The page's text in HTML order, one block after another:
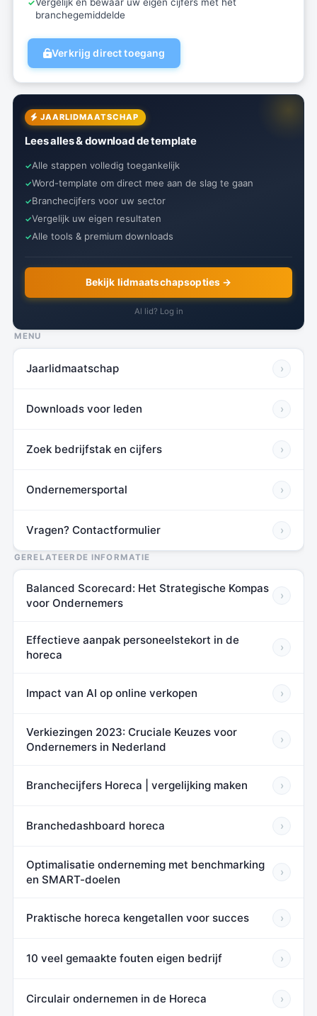
Vergelijk en bewaar uw eigen cijfers met het
branchegemiddelde
Verkrijg direct toegang
JAARLIDMAATSCHAP
Lees alles & download de template
Alle stappen volledig toegankelijk
Word-template om direct mee aan de slag te gaan
Branchecijfers voor uw sector
Vergelijk uw eigen resultaten
Alle tools & premium downloads
Bekijk lidmaatschapsopties →
Al lid? Log in
MENU
Jaarlidmaatschap ›
Downloads voor leden ›
Zoek bedrijfstak en cijfers ›
Ondernemersportal ›
Vragen? Contactformulier ›
GERELATEERDE INFORMATIE
Balanced Scorecard: Het Strategische Kompas
voor Ondernemers
›
Effectieve aanpak personeelstekort in de
horeca
›
Impact van AI op online verkopen ›
Verkiezingen 2023: Cruciale Keuzes voor
Ondernemers in Nederland
›
Branchecijfers Horeca | vergelijking maken ›
Branchedashboard horeca ›
Optimalisatie onderneming met benchmarking
en SMART-doelen
›
Praktische horeca kengetallen voor succes ›
10 veel gemaakte fouten eigen bedrijf ›
Circulair ondernemen in de Horeca ›